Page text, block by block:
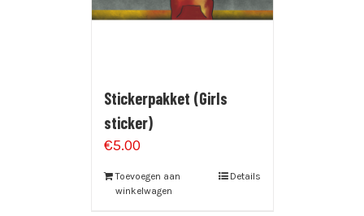
Stickerpakket (Girls
sticker)
€5.00
Toevoegen aan
winkelwagen
Details